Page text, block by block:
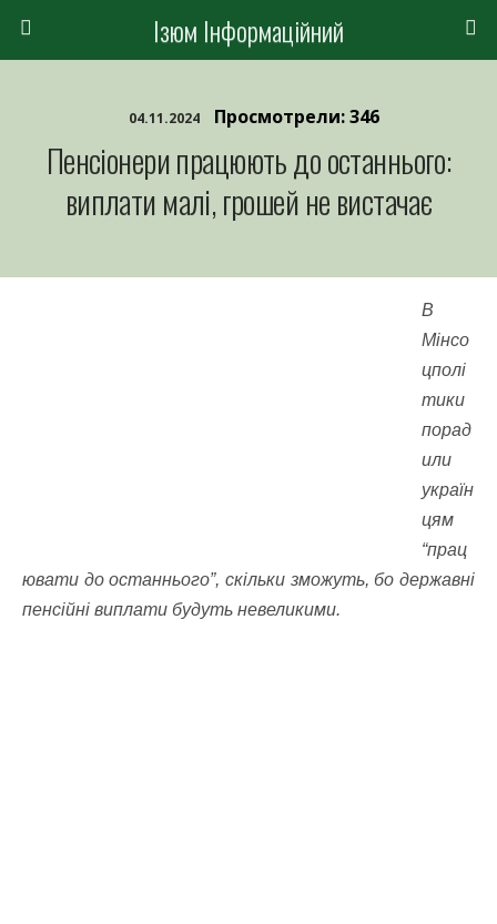
Ізюм Інформаційний
04.11.2024 Просмотрели: 346
Пенсіонери працюють до останнього:
виплати малі, грошей не вистачає
В
Мінсо
цполі
тики
порад
или
україн
цям
“прац
ювати до останнього”, скільки зможуть, бо державні
пенсійні виплати будуть невеликими.